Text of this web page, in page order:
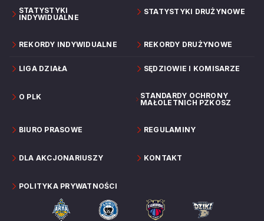
STATYSTYKI
INDYWIDUALNE
STATYSTYKI DRUŻYNOWE
REKORDY INDYWIDUALNE REKORDY DRUŻYNOWE
LIGA DZIAŁA SĘDZIOWIE I KOMISARZE
O PLK
STANDARDY OCHRONY
MAŁOLETNICH PZKOSZ
BIURO PRASOWE REGULAMINY
DLA AKCJONARIUSZY KONTAKT
POLITYKA PRYWATNOŚCI